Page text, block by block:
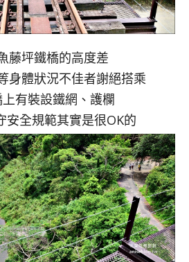
藤坪鐵橋的高度差
身體狀況不佳者謝絕搭乘
有裝設鐵網、護欄
安全規範其實是很OK的